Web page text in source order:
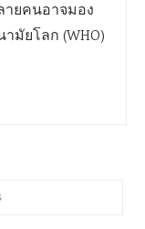
ายคนอาจมอง
มัยโลก (WHO)